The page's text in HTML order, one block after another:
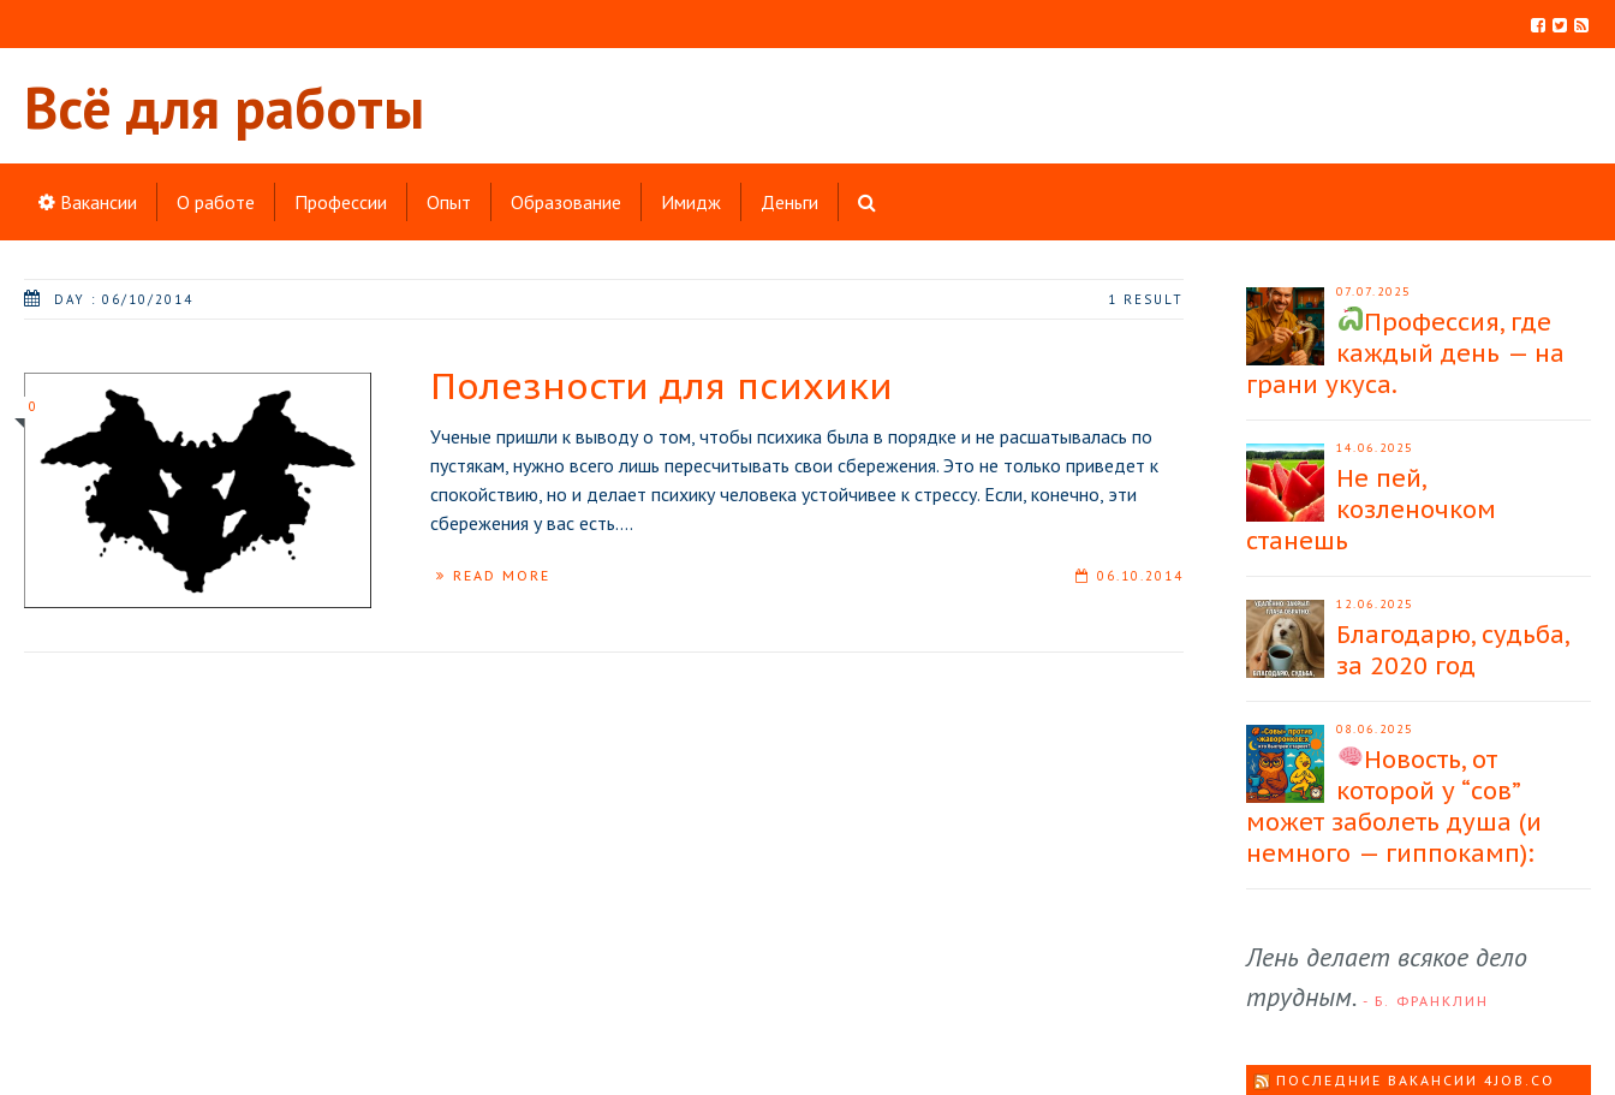
Всё для работы
Вакансии О работе Профессии Опыт Образование Имидж Деньги
DAY : 06/10/2014 1 RESULT
0 Полезности для психики
Ученые пришли к выводу о том, чтобы психика была в порядке и не расшатывалась по
пустякам, нужно всего лишь пересчитывать свои сбережения. Это не только приведет к
спокойствию, но и делает психику человека устойчивее к стрессу. Если, конечно, эти
сбережения у вас есть....
READ MORE 06.10.2014
07.07.2025
Профессия, где
каждый день — на
грани укуса.
14.06.2025
Не пей,
козленочком
станешь
12.06.2025
Благодарю, судьба,
за 2020 год
08.06.2025
Новость, от
которой у “сов”
может заболеть душа (и
немного — гиппокамп):
Лень делает всякое дело
трудным.- Б. ФРАНКЛИН
ПОСЛЕДНИЕ ВАКАНСИИ 4JOB.CO